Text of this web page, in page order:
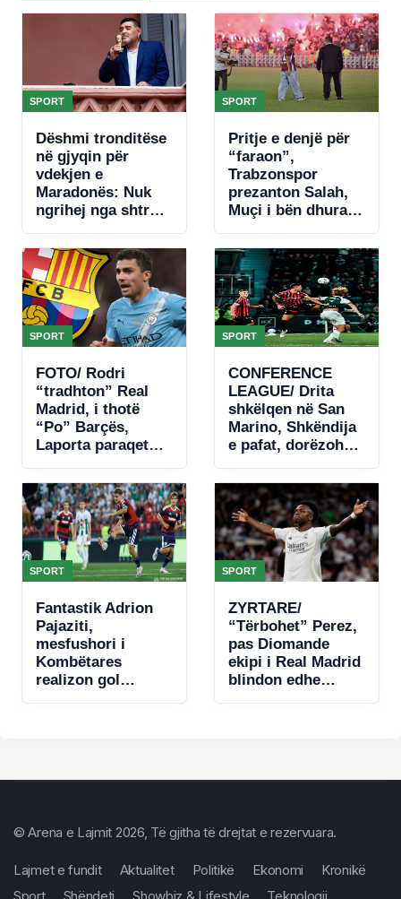
SPORT
Dëshmi tronditëse
në gjyqin për
vdekjen e
Maradonës: Nuk
ngrihej nga shtrati.
hante, kishte
hequr dorë
SPORT
Pritje e denjë për
“faraon”,
Trabzonspor
prezanton Salah,
Muçi i bën dhuratë
(VIDEO)
SPORT
FOTO/ Rodri
“tradhton” Real
Madrid, i thotë
“Po” Barçës,
Laporta paraqet
zyrtare
SPORT
CONFERENCE
LEAGUE/ Drita
shkëlqen në San
Marino, Shkëndija
e pafat, dorëzohet
SPORT
Fantastik Adrion
Pajaziti,
mesfushori i
Kombëtares
realizon gol
SPORT
ZYRTARE/
“Tërbohet” Perez,
pas Diomande
ekipi i Real Madrid
blindon edhe
© Arena e Lajmit 2026, Të gjitha të drejtat e rezervuara.
Lajmet e fundit Aktualitet Politikë Ekonomi
Kronikë
Sport
Shëndeti Showbiz & Lifestyle Teknologji